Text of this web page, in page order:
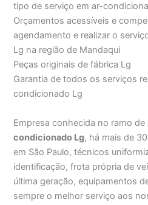
tipo de serviço em ar-
Orçamentos acessíveis e
agendamento e realizar o
Lg na região de Mandaqui
Peças originais de fábrica Lg
Garantia de todos os serviços
condicionado Lg
Empresa conhecida no ramo de
condicionado Lg, há mais de
em São Paulo, técnicos
identificação, frota própria de
última geração, equipamentos
sempre o melhor serviço aos